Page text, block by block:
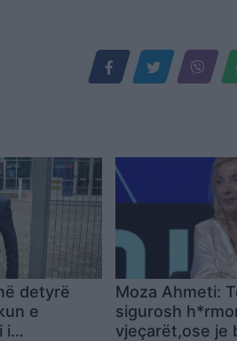
detyrë
e
i
Moza Ahmeti:
sigurosh
vjeçarët,ose je